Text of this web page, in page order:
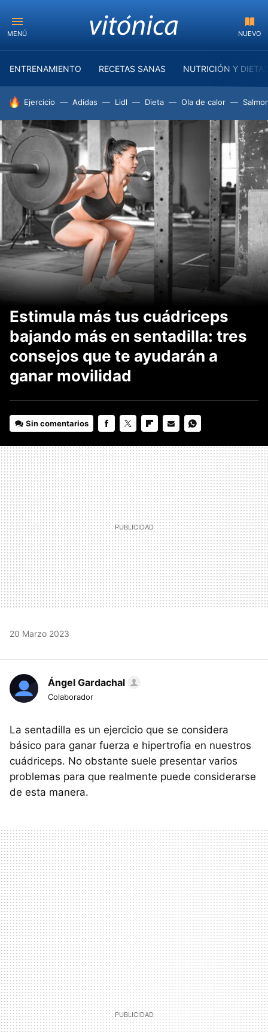
MENÚ NUEVO
ENTRENAMIENTO RECETAS SANAS NUTRICIÓN Y
HOY SE HABLA DE
Ejercicio Adidas Lidl Dieta Ola de calor
Estimula más tus cuádriceps
bajando más en sentadilla: tres
consejos que te ayudarán a
ganar movilidad
Sin comentarios
MAIL
20 Marzo 2023
Ángel Gardachal
Colaborador
La sentadilla es un ejercicio que se considera
básico para ganar fuerza e hipertrofia en nuestros
cuádriceps. No obstante suele presentar varios
problemas para que realmente puede considerarse
de esta manera.